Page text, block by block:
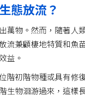
態放流？
萬物。然而，隨著
流兼顧棲地特質和
益。
階初階物種或具有
生物洄游過來，這樣